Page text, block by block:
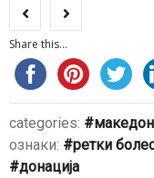
Share this...
categories:
ознаки:
ретки
донација